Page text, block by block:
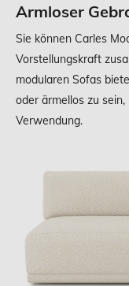
Armloser
Sie können Carles
Vorstellungskraft
modularen Sofas
oder ärmellos zu
Verwendung.